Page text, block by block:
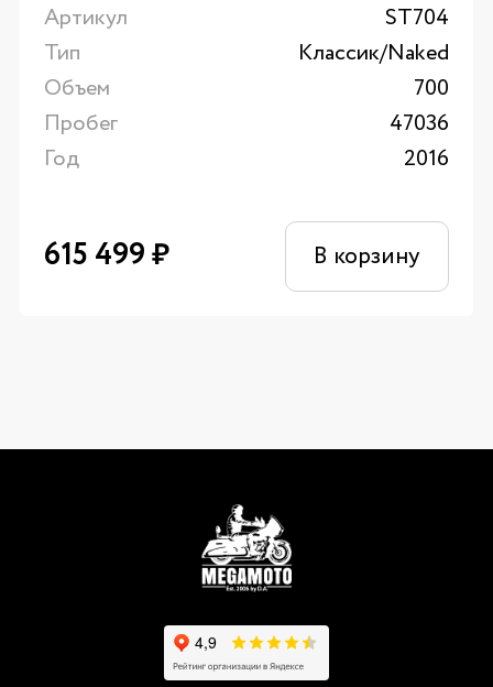
Артикул
ST704
Тип
Классик/Naked
Объем
700
Пробег
47036
Год
2016
615 499₽ В корзину